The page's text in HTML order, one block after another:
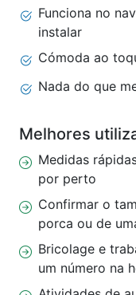
Funciona no
instalar
Cómoda ao
Nada do que
Melhores
Medidas
por perto
Confirmar o
porca ou de
Bricolage e
um número na